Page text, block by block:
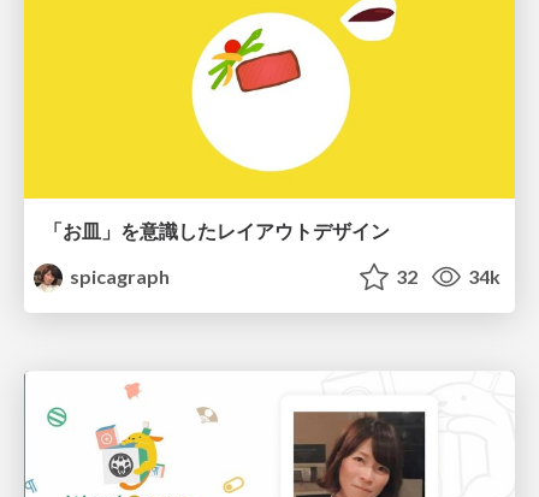
「お皿」を意識したレイアウトデザイン
spicagraph
32 34k